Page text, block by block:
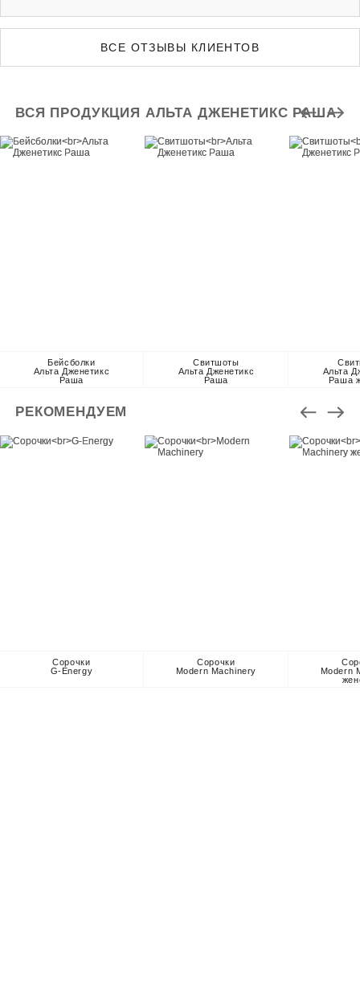
ВСЕ ОТЗЫВЫ КЛИЕНТОВ
ВСЯ ПРОДУКЦИЯ АЛЬТА ДЖЕНЕТИКС РАША
Бейсболки
Альта Дженетикс
Раша
Свитшоты
Альта Дженетикс
Раша
Альта
Раша
РЕКОМЕНДУЕМ
Сорочки
G-Energy
Сорочки
Modern Machinery
Modern